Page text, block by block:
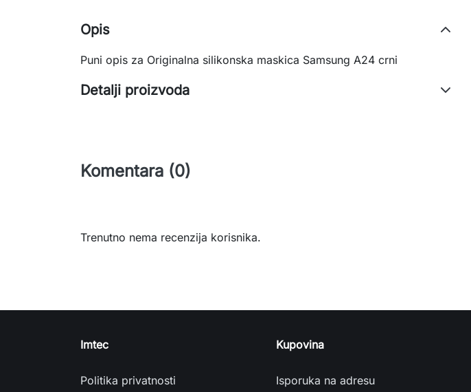
Opis
Puni opis za Originalna silikonska maskica Samsung A24 crni
Detalji proizvoda
Komentara (0)
Trenutno nema recenzija korisnika.
Imtec
Politika privatnosti
Kupovina
Isporuka na adresu